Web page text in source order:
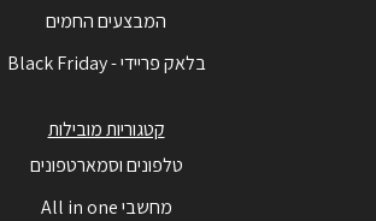
המבצעים החמים
בלאק פריידי - Black Friday
קטגוריות מובילות
טלפונים וסמארטפונים
מחשבי All in one